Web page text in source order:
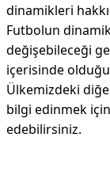
dinamikleri
Futbolun
değişebileceği
içerisinde
Ülkemizdeki
bilgi edinmek
edebilirsiniz.